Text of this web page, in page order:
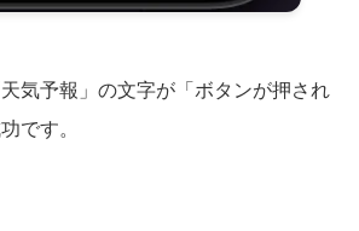
気予報」の文字が「ボタンが押され
です。